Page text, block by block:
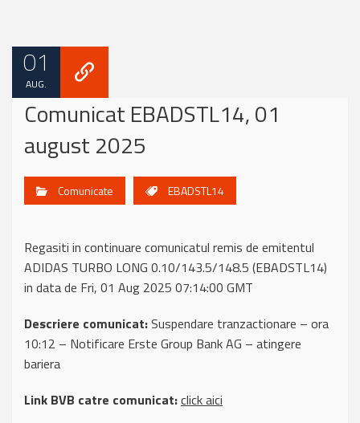
01
AUG.
Comunicat EBADSTL14, 01
august 2025
Comunicate EBADSTL14
Regasiti in continuare comunicatul remis de emitentul
ADIDAS TURBO LONG 0.10/143.5/148.5 (EBADSTL14)
in data de Fri, 01 Aug 2025 07:14:00 GMT
Descriere comunicat:Suspendare tranzactionare – ora
10:12 – Notificare Erste Group Bank AG – atingere
bariera
Link BVB catre comunicat:click aici